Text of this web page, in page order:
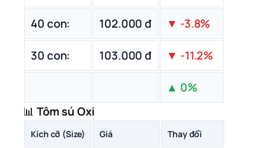
40 con: 102.000 đ ▼ -3.8%
30 con: 103.000 đ ▼ -11.2%
▲ 0%
📊Tôm sú Oxi
Kích cỡ (Size) Giá Thay đổi